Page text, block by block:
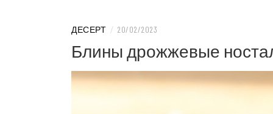
ДЕСЕРТ / 20/02/2023
Блины дрожжевые